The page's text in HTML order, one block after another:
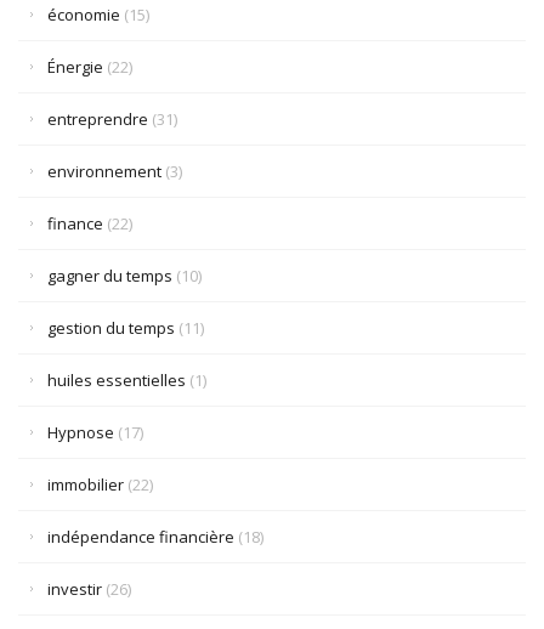
économie (15)
Énergie (22)
entreprendre (31)
environnement (3)
finance (22)
gagner du temps (10)
gestion du temps (11)
huiles essentielles (1)
Hypnose (17)
immobilier (22)
indépendance financière (18)
investir (26)